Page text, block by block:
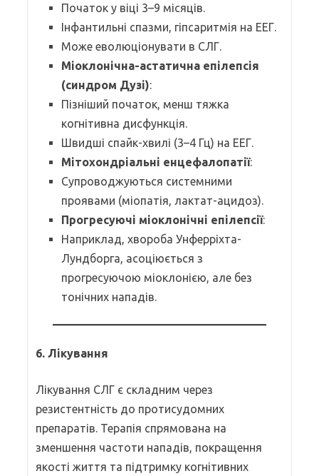
Початок у віці 3–9 місяців.
Інфантильні спазми, гіпсаритмія на ЕЕГ.
Може еволюціонувати в СЛГ.
Міоклонічна-астатична епілепсія
(синдром Дузі):
Пізніший початок, менш тяжка
когнітивна дисфункція.
Швидші спайк-хвилі (3–4 Гц) на ЕЕГ.
Мітохондріальні енцефалопатії:
Супроводжуються системними
проявами (міопатія, лактат-ацидоз).
Прогресуючі міоклонічні епілепсії:
Наприклад, хвороба Унферріхта-
Лундборга, асоціюється з
прогресуючою міоклонією, але без
тонічних нападів.
6. Лікування
Лікування СЛГ є складним через
резистентність до протисудомних
препаратів. Терапія спрямована на
зменшення частоти нападів, покращення
якості життя та підтримку когнітивних